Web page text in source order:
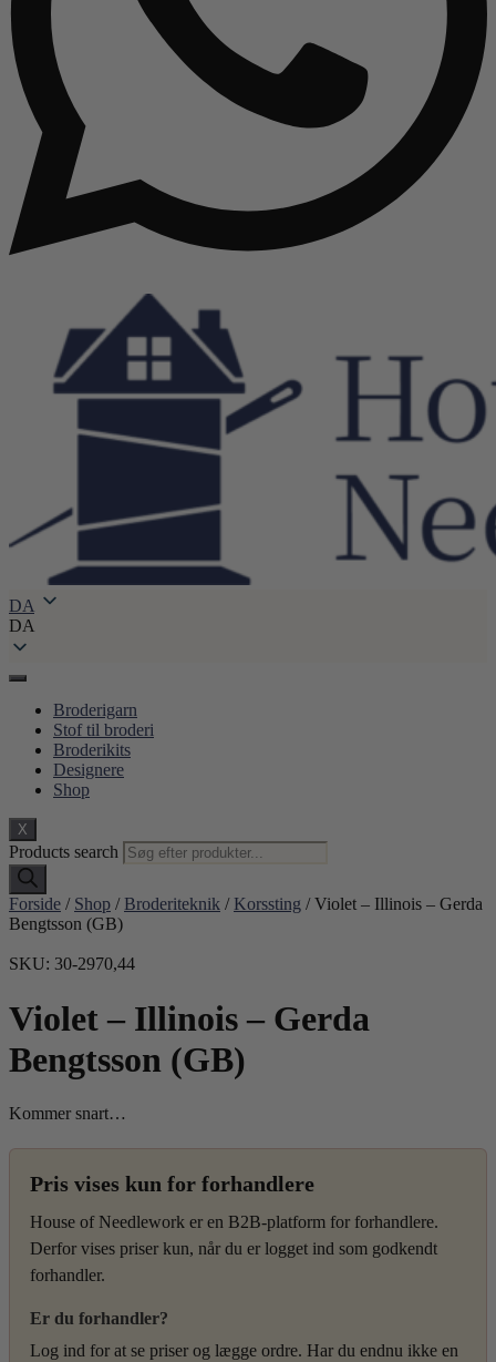
DA
DA
Broderigarn
Stof til broderi
Broderikits
Designere
Shop
X
Products search
Forside / Shop / Broderiteknik / Korssting / Violet – Illinois – Gerda
Bengtsson (GB)
SKU: 30-2970,44
Violet – Illinois – Gerda
Bengtsson (GB)
Kommer snart…
Pris vises kun for forhandlere
House of Needlework er en B2B-platform for forhandlere.
Derfor vises priser kun, når du er logget ind som godkendt
forhandler.
Er du forhandler?
Log ind for at se priser og lægge ordre. Har du endnu ikke en